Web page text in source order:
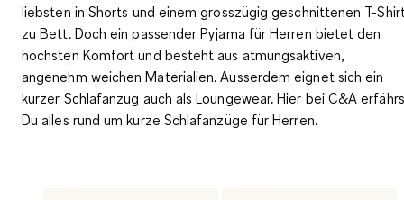
liebsten in Shorts und einem grosszügig geschnittenen T-
zu Bett. Doch ein passender Pyjama für Herren bietet den
höchsten Komfortund besteht aus atmungsaktiven,
angenehm weichen Materialien. Ausserdem eignet sich ein
kurzer Schlafanzug auch als Loungewear. Hier bei C&A
Du alles rund um kurze Schlafanzüge für Herren.